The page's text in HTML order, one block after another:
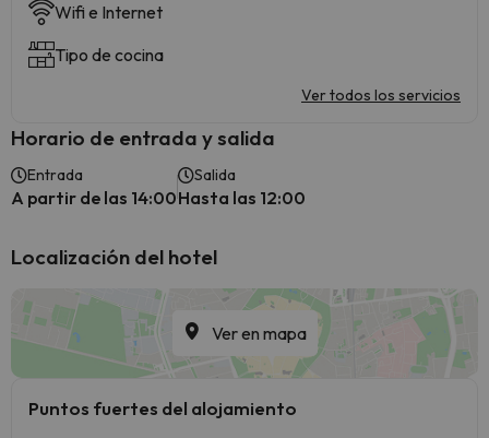
Wifi e Internet
Tipo de cocina
Ver todos los servicios
Horario de entrada y salida
Entrada
A partir de las 14:00
Salida
Hasta las 12:00
Localización del hotel
Ver en mapa
Puntos fuertes del alojamiento